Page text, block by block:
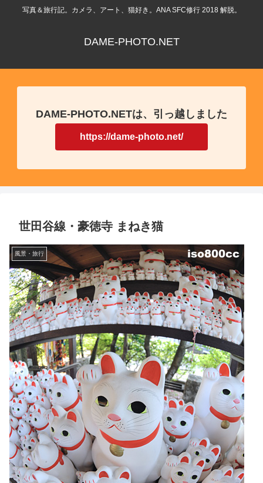
写真＆旅行記。カメラ、アート、猫好き。ANA SFC修行 2018 解脱。
DAME-PHOTO.NET
DAME-PHOTO.NETは、引っ越しました
https://dame-photo.net/
世田谷線・豪徳寺 まねき猫
風景・旅行